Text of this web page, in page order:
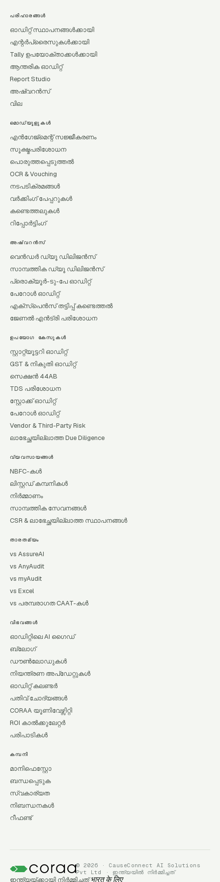
പരിഹാരങ്ങൾ
ഓഡിറ്റ് സ്ഥാപനങ്ങൾക്കായി
എന്റർപ്രൈസുകൾക്കായി
Tally ഉപയോക്താക്കൾക്കായി
ആന്തരിക ഓഡിറ്റ്
Report Studio
അഷ്വറൻസ്
വില
മൊഡ്യൂളുകൾ
എൻഗേജ്മെന്റ് സജ്ജീകരണം
സൂക്ഷ്മപരിശോധന
പൊരുത്തപ്പെടുത്തൽ
OCR & Vouching
നടപടിക്രമങ്ങൾ
വർക്കിംഗ് പേപ്പറുകൾ
കണ്ടെത്തലുകൾ
റിപ്പോർട്ടിംഗ്
അഷ്വറൻസ്
വെൻഡർ ഡ്യൂ ഡിലിജൻസ്
സാമ്പത്തിക ഡ്യൂ ഡിലിജൻസ്
പ്രൊക്യൂർ-ടു-പേ ഓഡിറ്റ്
പേറോൾ ഓഡിറ്റ്
എക്സ്പെൻസ് തട്ടിപ്പ് കണ്ടെത്തൽ
ജേണൽ എൻട്രി പരിശോധന
ഉപയോഗ കേസുകൾ
സ്റ്റാറ്റ്യൂട്ടറി ഓഡിറ്റ്
GST & നികുതി ഓഡിറ്റ്
സെക്ഷൻ 44AB
TDS പരിശോധന
സ്റ്റോക്ക് ഓഡിറ്റ്
പേറോൾ ഓഡിറ്റ്
Vendor & Third-Party Risk
ലാഭേച്ഛയില്ലാത്ത Due Diligence
വ്യവസായങ്ങൾ
NBFC-കൾ
ലിസ്റ്റഡ് കമ്പനികൾ
നിർമ്മാണം
സാമ്പത്തിക സേവനങ്ങൾ
CSR & ലാഭേച്ഛയില്ലാത്ത സ്ഥാപനങ്ങൾ
താരതമ്യം
vs AssureAI
vs AnyAudit
vs myAudit
vs Excel
vs പരമ്പരാഗത CAAT-കൾ
വിഭവങ്ങൾ
ഓഡിറ്റിലെ AI ഗൈഡ്
ബ്ലോഗ്
ഡൗൺലോഡുകൾ
നിയന്ത്രണ അപ്ഡേറ്റുകൾ
ഓഡിറ്റ് കലണ്ടർ
പതിവ് ചോദ്യങ്ങൾ
CORAA യൂണിവേഴ്സിറ്റി
ROI കാൽക്കുലേറ്റർ
പരിപാടികൾ
കമ്പനി
മാനിഫെസ്റ്റോ
ബന്ധപ്പെടുക
സ്വകാര്യത
നിബന്ധനകൾ
റീഫണ്ട്
© 2026 · CauseConnect AI Solutions
Pvt Ltd · ഇന്ത്യയിൽ നിർമ്മിച്ചത്
ഇന്ത്യയ്ക്കായി നിർമ്മിച്ചത് भारत के लिए